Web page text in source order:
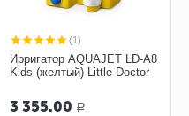
(1)
Ирригатор AQUAJET LD-A8
Kids (желтый) Little Doctor
3 355.00 Р